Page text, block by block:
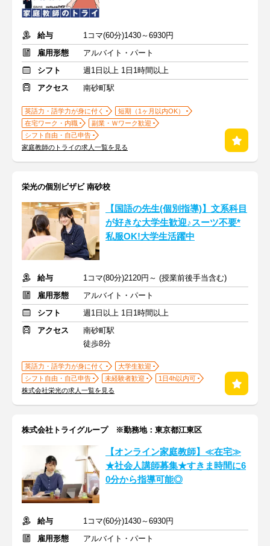
給与
1コマ(60分)1430～6930円
雇用形態
アルバイト・パート
シフト
週1日以上 1日1時間以上
アクセス
南砂町駅
英語力・語学力が身に付く
短期（1ヶ月以内OK）
在宅ワーク・内職
副業・Ｗワーク歓迎
シフト自由・自己申告
家庭教師のトライの求人一覧を見る
栄光の個別ビザビ 南砂校
【国語の先生(個別指導)】文系科目
が好きな大学生歓迎♪スーツ不要*
私服OK!大学生活躍中
給与
1コマ(80分)2120円～ (授業前後手当含む)
雇用形態
アルバイト・パート
シフト
週1日以上 1日1時間以上
アクセス
南砂町駅
徒歩8分
英語力・語学力が身に付く
大学生歓迎
シフト自由・自己申告
未経験者歓迎
1日4h以内可
株式会社栄光の求人一覧を見る
株式会社トライグループ ※勤務地：東京都江東区
【オンライン家庭教師】≪在宅≫
★社会人講師募集★すきま時間に6
0分から指導可能◎
給与
1コマ(60分)1430～6930円
雇用形態
アルバイト・パート